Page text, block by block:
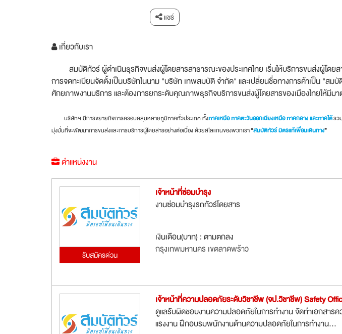
แชร์
เกี่ยวกับเรา
สมบัติทัวร์ ผู้ดำเนินธุรกิจขนส่งผู้โดยสารสาธารณะของประเทศไทย เริ่มให้บริการขนส่งผู้โดย
การจดทะเบียนจัดตั้งเป็นบริษัทในนาม "บริษัท เทพสมบัติ จำกัด" และเปลี่ยนชื่อทางการค้าเป็น "สม
ศักยภาพงานบริการ และต้องการยกระดับคุณภาพธุรกิจบริการขนส่งผู้โดยสารของเมืองไทยให้มีมา
บริษัทฯ มีการขยายกิจการครอบคลุมหลายภูมิภาคทั่วประเทศ ทั้งภาคเหนือ ภาคตะวันออกเฉียงเหนือ ภาคกลาง และภาคใต้รว
มุ่งมั่นที่จะพัฒนาการขนส่งและการบริการผู้โดยสารอย่างต่อเนื่อง ด้วยสโลแกนของพวกเรา“สมบัติทัวร์ มิตรแท้เพื่อนเดินทาง”
ตำแหน่งงาน
รับสมัครด่วน
เจ้าหน้าที่ซ่อมบำรุง
งานซ่อมบำรุงรถทัวร์โดยสาร
เงินเดือน(บาท) : ตามตกลง
กรุงเทพมหานคร เขตลาดพร้าว
เจ้าหน้าที่ความปลอดภัยระดับวิชาชีพ (จป.วิชาชีพ) Safety
ดูแลรับผิดชอบงานความปลอดภัยในการทำงาน จัดทำเอกสา
แรงงาน ฝึกอบรมพนักงานด้านความปลอดภัยในการทำงาน...